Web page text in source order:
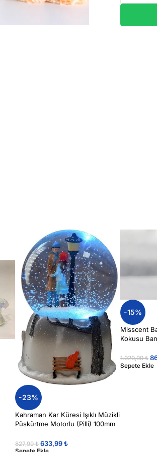
-23%
Kahraman Kar Küresi Işıklı Müzikli
Püskürtme Motorlu (Pilli) 100mm
827,99₺ 633,99₺
-15%
Misscent
Kokusu
1.020,99₺
Sepete Ekle